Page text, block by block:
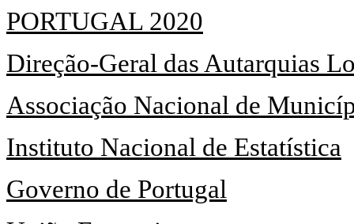
PORTUGAL 2020
Direção-Geral das Autarquias
Associação Nacional de
Instituto Nacional de Estatística
Governo de Portugal